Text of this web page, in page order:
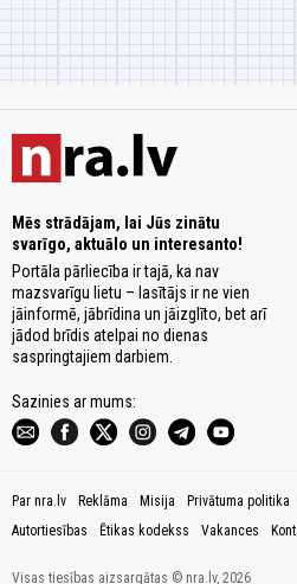
Mēs strādājam, lai Jūs zinātu
svarīgo, aktuālo un interesanto!
Portāla pārliecība ir tajā, ka nav
mazsvarīgu lietu – lasītājs ir ne vien
jāinformē, jābrīdina un jāizglīto, bet arī
jādod brīdis atelpai no dienas
saspringtajiem darbiem.
Sazinies ar mums:
Par nra.lv Reklāma Misija Privātuma politika
Autortiesības
Ētikas kodekss Vakances
Visas tiesības aizsargātas © nra.lv, 2026